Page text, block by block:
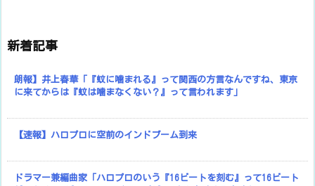
新着記事
朗報】井上春華「『蚊に噛まれる』って関西の方言なんですね、東京
に来てからは『蚊は噛まなくない？』って言われます」
【速報】ハロプロに空前のインドブーム到来
ドラマー兼編曲家「ハロプロのいう『16ビートを刻む』って16ビート